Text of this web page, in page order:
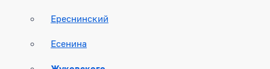
Ереснинский
Есенина